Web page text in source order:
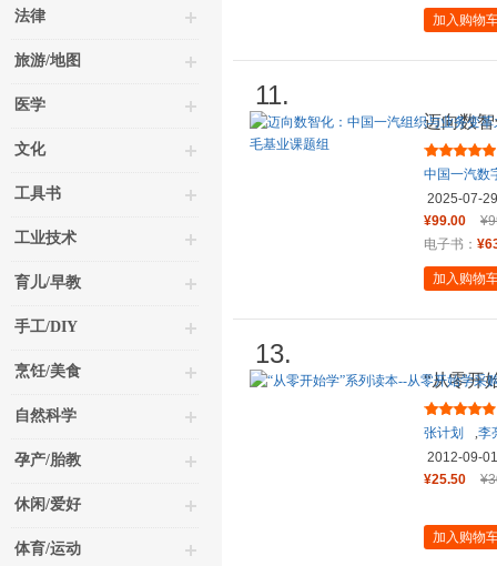
法律
旅游/地图
医学
文化
工具书
工业技术
育儿/早教
手工/DIY
烹饪/美食
自然科学
孕产/胎教
休闲/爱好
体育/运动
加入购物
11.
迈向数
路 中国
中国一汽数
组
2025-07-29
¥99.00
电子书：
加入购物
13.
“从零开
张计划 ,李
2012-09-01
¥25.50
加入购物